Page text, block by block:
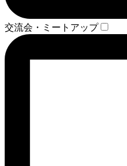
交流会・ミートアップ